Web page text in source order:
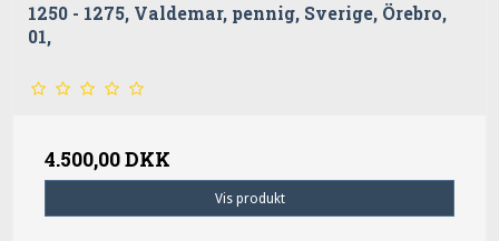
1250 - 1275, Valdemar, pennig, Sverige, Örebro,
01,
4.500,00 DKK
Vis produkt